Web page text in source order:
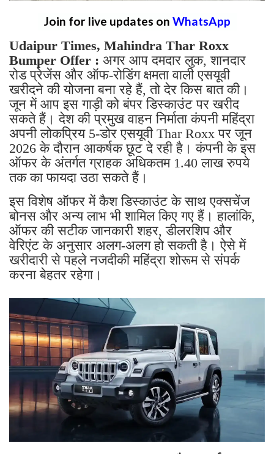
Join for live updates on WhatsApp
Udaipur Times, Mahindra Thar Roxx
Bumper Offer : अगर आप दमदार लुक, शानदार
रोड प्रेजेंस और ऑफ-रोडिंग क्षमता वाली एसयूवी
खरीदने की योजना बना रहे हैं, तो देर किस बात की।
जून में आप इस गाड़ी को बंपर डिस्काउंट पर खरीद
सकते हैं। देश की प्रमुख वाहन निर्माता कंपनी महिंद्रा
अपनी लोकप्रिय 5-डोर एसयूवी Thar Roxx पर जून
2026 के दौरान आकर्षक छूट दे रही है। कंपनी के इस
ऑफर के अंतर्गत ग्राहक अधिकतम 1.40 लाख रुपये
तक का फायदा उठा सकते हैं।
इस विशेष ऑफर में कैश डिस्काउंट के साथ एक्सचेंज
बोनस और अन्य लाभ भी शामिल किए गए हैं। हालांकि,
ऑफर की सटीक जानकारी शहर, डीलरशिप और
वेरिएंट के अनुसार अलग-अलग हो सकती है। ऐसे में
खरीदारी से पहले नजदीकी महिंद्रा शोरूम से संपर्क
करना बेहतर रहेगा।